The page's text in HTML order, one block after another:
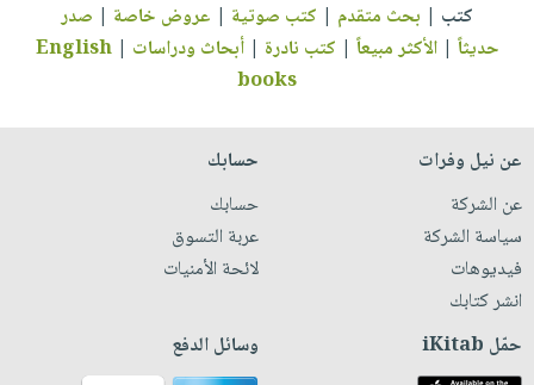
كتب | بحث متقدم | كتب صوتية | عروض خاصة | صدر
حديثاً |الأكثر مبيعاً | كتب نادرة |أبحاث ودراسات |
English
books
عن نيل وفرات
عن الشركة
سياسة الشركة
فيديوهات
انشر كتابك
حسابك
حسابك
عربة التسوق
لائحة الأمنيات
حمّل iKitab وسائل الدفع